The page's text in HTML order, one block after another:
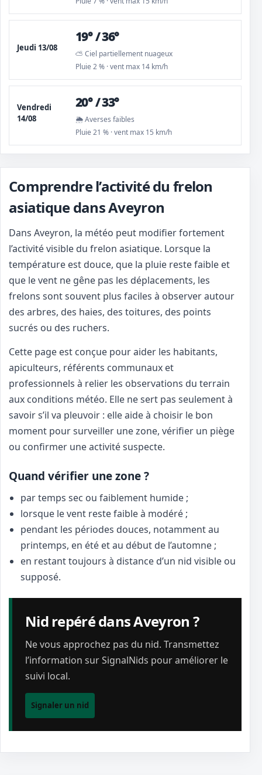
Jeudi 13/08
19° / 36°
⛅ Ciel partiellement nuageux
Pluie 2 % · vent max 14 km/h
Vendredi
14/08
20° / 33°
🌦️ Averses faibles
Pluie 21 % · vent max 15 km/h
Comprendre l’activité du frelon
asiatique dans Aveyron
Dans Aveyron, la météo peut modifier fortement
l’activité visible du frelon asiatique. Lorsque la
température est douce, que la pluie reste faible et
que le vent ne gêne pas les déplacements, les
frelons sont souvent plus faciles à observer autour
des arbres, des haies, des toitures, des points
sucrés ou des ruchers.
Cette page est conçue pour aider les habitants,
apiculteurs, référents communaux et
professionnels à relier les observations du terrain
aux conditions météo. Elle ne sert pas seulement à
savoir s’il va pleuvoir : elle aide à choisir le bon
moment pour surveiller une zone, vérifier un piège
ou confirmer une activité suspecte.
Quand vérifier une zone ?
par temps sec ou faiblement humide ;
lorsque le vent reste faible à modéré ;
pendant les périodes douces, notamment au
printemps, en été et au début de l’automne ;
en restant toujours à distance d’un nid visible ou
supposé.
Nid repéré dans Aveyron ?
Ne vous approchez pas du nid. Transmettez
l’information sur SignalNids pour améliorer le
suivi local.
Signaler un nid